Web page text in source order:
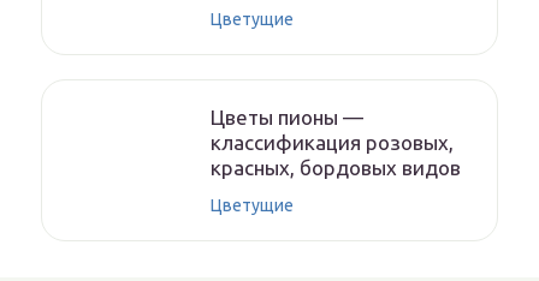
Цветущие
Цветы пионы —
классификация розовых,
красных, бордовых видов
Цветущие